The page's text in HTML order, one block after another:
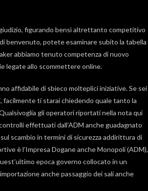
figurando bensì altrettanto competitivo
benvenuto, potete esaminare subito la tabella
abbiamo tenuto competenza di nuovo
legate allo scommettere online.
affidabile di sbieco molteplici iniziative. Se sei
ti starai chiedendo quale tanto la
gli operatori riportati nella nota qui
effettuati dall’ADM anche guadagnato
scambio in termini di sicurezza addirittura di
è l’Impresa Dogane anche Monopoli (ADM),
epoca governo collocato in un
anche passaggio dei sali anche